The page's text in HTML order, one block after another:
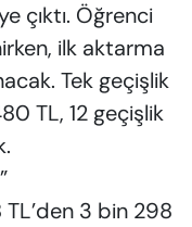
çıktı. Öğrenci
ilk aktarma
Tek geçişlik
TL, 12 geçişlik
3 bin 298